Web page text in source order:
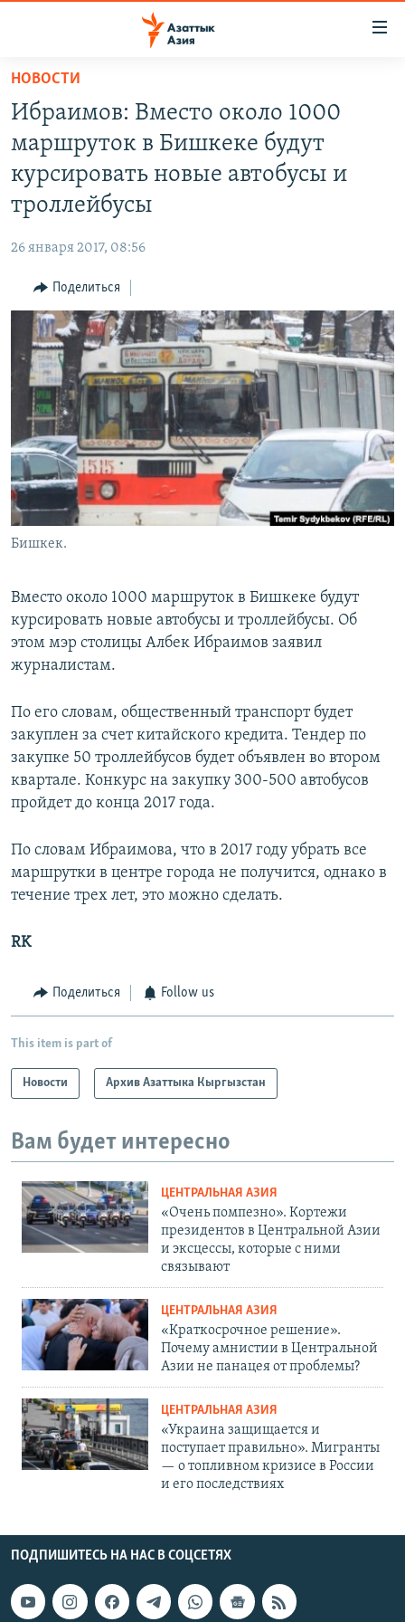
Вернуться
основному
содержанию
Вернутся
главной
Вернутся
поиску
ЦЕНТРАЛЬНАЯ АЗИЯ
КАЗАХСТАН
УЗБЕКИСТАН
НОВОСТИ
ВОЙНА В УКРАИНЕ
НА ДРУГИХ ЯЗЫКАХ
КЫРГЫЗЧА
ЎЗБЕКЧА
ТОҶИКӢ
TÜRKMENÇE
ПОДПИШИТЕСЬ НА НАС В СОЦСЕТЯХ
Все сайты РСЕ/РС
НОВОСТИ
Ибраимов: Вместо около 1000
маршруток в Бишкеке будут
курсировать новые автобусы и
троллейбусы
26 января 2017, 08:56
Поделиться
Бишкек.
Вместо около 1000 маршруток в Бишкеке будут
курсировать новые автобусы и троллейбусы. Об
этом мэр столицы Албек Ибраимов заявил
журналистам.
По его словам, общественный транспорт будет
закуплен за счет китайского кредита. Тендер по
закупке 50 троллейбусов будет объявлен во втором
квартале. Конкурс на закупку 300-500 автобусов
пройдет до конца 2017 года.
По словам Ибраимова, что в 2017 году убрать все
маршрутки в центре города не получится, однако в
течение трех лет, это можно сделать.
RK
Поделиться Follow us
This item is part of
Новости Архив Азаттыка Кыргызстан
Вам будет интересно
ЦЕНТРАЛЬНАЯ АЗИЯ
«Очень помпезно». Кортежи
президентов в Центральной Азии
и эксцессы, которые с ними
связывают
ЦЕНТРАЛЬНАЯ АЗИЯ
«Краткосрочное решение».
Почему амнистии в Центральной
Азии не панацея от проблемы?
ЦЕНТРАЛЬНАЯ АЗИЯ
«Украина защищается и
поступает правильно». Мигранты
— о топливном кризисе в России
и его последствиях
ПОДПИШИТЕСЬ НА НАС В СОЦСЕТЯХ